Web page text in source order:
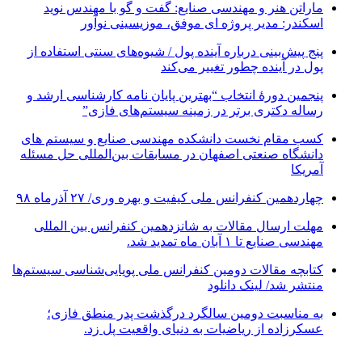
ماراتن هنر و مهندسی صنایع: گفت و گو با مهندس نوید
اسکندر: مدیر پروژه ای موفق، موزیسینی نوآور
پنج پیش‌بینی درباره آینده پول / شیوه‌های سنتی استفاده از
پول در آینده چطور تغییر می‌کند
پنجمین دورۀ انتخاب “بهترین پایان ­نامه کارشناسی­ ارشد و
رساله دکتری برتر در زمینه سیستم‌های فازی”
کسب مقام نخست دانشکده مهندسی صنایع و سیستم های
دانشگاه صنعتی اصفهان در مسابقات بین‌المللی حل مسئله
آمریکا
چهاردهمین کنفرانس ملی کیفیت و بهره وری/ ۲۷ آذرماه ۹۸
مهلت ارسال مقالات به شانزدهمین کنفرانس بین المللی
مهندسی صنایع تا ۱ آبان ماه تمدید شد.
کتابچه مقالات دومین کنفرانس ملی پویایی‌شناسی سیستم‌ها
منتشر شد/ لینک دانلود
به مناسبت دومین سالگرد درگذشت پدر منطق فازی؛
عسکرزاده از ریاضیات به دنیای واقعیت پل زد.